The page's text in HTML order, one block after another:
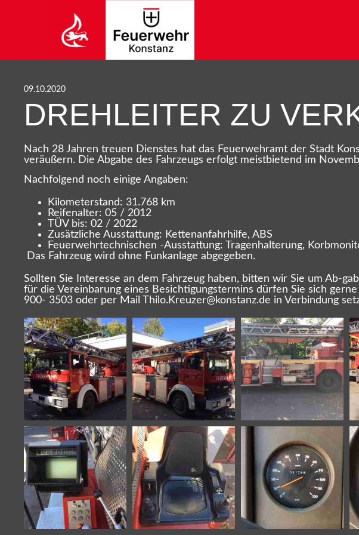
09.10.2020
DREHLEITER ZU
Nach 28 Jahren treuen Dienstes hat das Feuerwehramt der Stadt
veräußern. Die Abgabe des Fahrzeugs erfolgt meistbietend im
Nachfolgend noch einige Angaben:
Kilometerstand: 31.768 km
Reifenalter: 05 / 2012
TÜV bis: 02 / 2022
Zusätzliche Ausstattung: Kettenanfahrhilfe, ABS
Feuerwehrtechnischen -Ausstattung: Tragenhalterung,
Das Fahrzeug wird ohne Funkanlage abgegeben.
Sollten Sie Interesse an dem Fahrzeug haben, bitten wir Sie um Ab-
für die Vereinbarung eines Besichtigungstermins dürfen Sie sich
900- 3503 oder per Mail Thilo.Kreuzer@konstanz.de in Verbindung